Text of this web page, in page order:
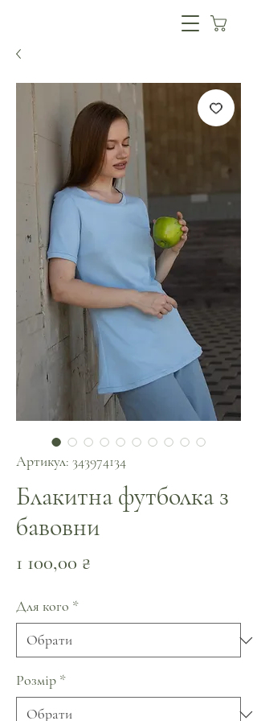
Артикул: 343974134
Блакитна футболка з
бавовни
1 100,00 ₴
Для кого *
Розмір *